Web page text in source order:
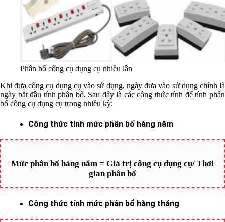
Phân bổ công cụ dụng cụ nhiều lần
Khi đưa công cụ dụng cụ vào sử dụng, ngày đưa vào sử dụng chính là
ngày bắt đầu tính phân bổ. Sau đây là các công thức tính để tính phân
bổ công cụ dụng cụ trong nhiều kỳ:
Công thức tính mức phân bổ hàng năm
Mức phân bổ hàng năm = Giá trị công cụ dụng cụ/ Thời
gian phân bổ
Công thức tính mức phân bổ hàng tháng